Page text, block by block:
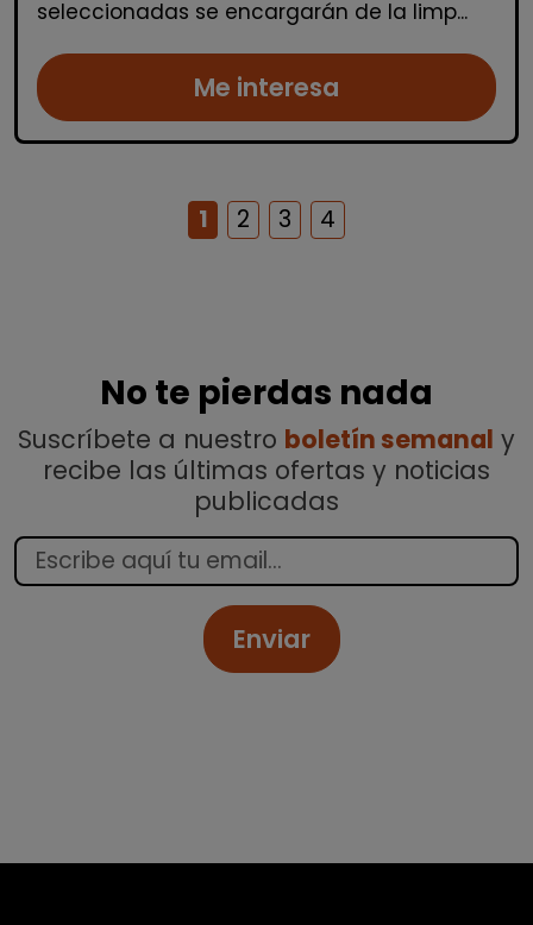
seleccionadas se encargarán de la limp...
Me interesa
1 2 3 4
No te pierdas nada
Suscríbete a nuestro boletín semanal y
recibe las últimas ofertas y noticias
publicadas
Enviar